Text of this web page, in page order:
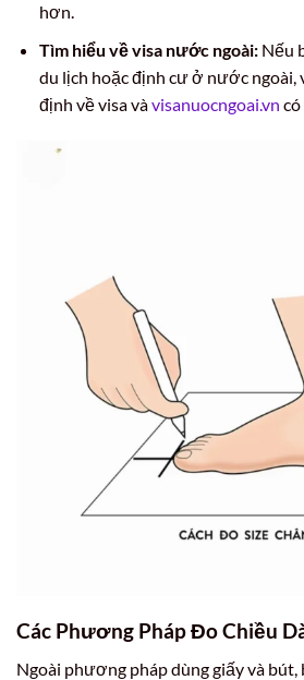
hơn.
Tìm hiểu về visa nước ngoài:Nếu
du lịch hoặc định cư ở nước ngoài,
định về visa vàvisanuocngoai.vn có
Các Phương Pháp Đo Chiều
Ngoài phương pháp dùng giấy và bút,